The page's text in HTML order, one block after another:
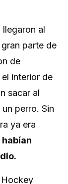
al
parte de
de
interior de
sacar al
perro. Sin
ya era